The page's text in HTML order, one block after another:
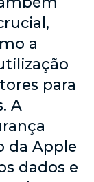
a
para
A
da Apple
dados e